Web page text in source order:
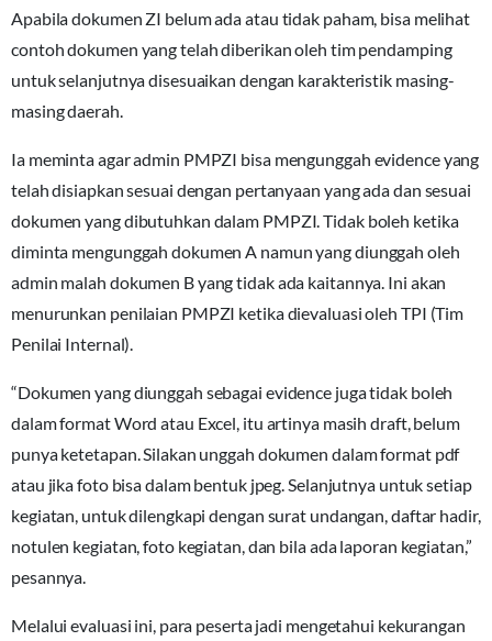
Apabila dokumen ZI belum ada atau tidak paham, bisa melihat
contoh dokumen yang telah diberikan oleh tim pendamping
untuk selanjutnya disesuaikan dengan karakteristik masing-
masing daerah.
Ia meminta agar admin PMPZI bisa mengunggah evidence yang
telah disiapkan sesuai dengan pertanyaan yang ada dan sesuai
dokumen yang dibutuhkan dalam PMPZI. Tidak boleh ketika
diminta mengunggah dokumen A namun yang diunggah oleh
admin malah dokumen B yang tidak ada kaitannya. Ini akan
menurunkan penilaian PMPZI ketika dievaluasi oleh TPI (Tim
Penilai Internal).
“Dokumen yang diunggah sebagai evidence juga tidak boleh
dalam format Word atau Excel, itu artinya masih draft, belum
punya ketetapan. Silakan unggah dokumen dalam format pdf
atau jika foto bisa dalam bentuk jpeg. Selanjutnya untuk setiap
kegiatan, untuk dilengkapi dengan surat undangan, daftar hadir,
notulen kegiatan, foto kegiatan, dan bila ada laporan kegiatan,”
pesannya.
Melalui evaluasi ini, para peserta jadi mengetahui kekurangan